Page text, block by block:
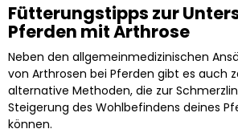
Fütterungstipps zur
Pferden mit Arthrose
Neben den allgemeinmedizinischen
von Arthrosen bei Pferden gibt es auch
alternative Methoden, die zur
Steigerung des Wohlbefindens deines
können.